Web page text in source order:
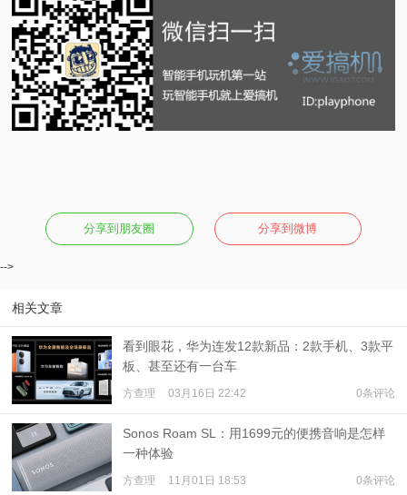
分享到朋友圈 分享到微博
-->
相关文章
看到眼花，华为连发12款新品：2款手机、3款平
板、甚至还有一台车
方查理 03月16日 22:42 0条评论
Sonos Roam SL：用1699元的便携音响是怎样
一种体验
方查理 11月01日 18:53 0条评论